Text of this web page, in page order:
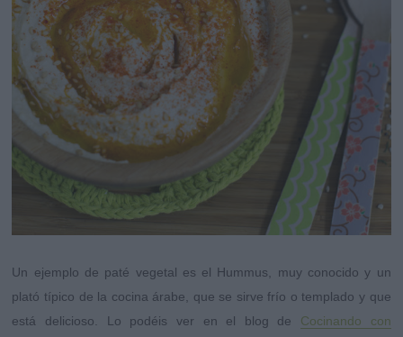
Un ejemplo de paté vegetal es el Hummus, muy conocido y un
plató típico de la cocina árabe, que se sirve frío o templado y que
está delicioso. Lo podéis ver en el blog de Cocinando con